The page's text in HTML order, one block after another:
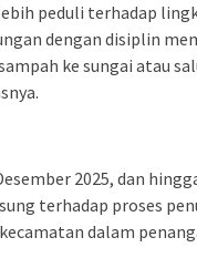
peduli terhadap
dengan disiplin
ke sungai atau
2025, dan
terhadap proses
dalam